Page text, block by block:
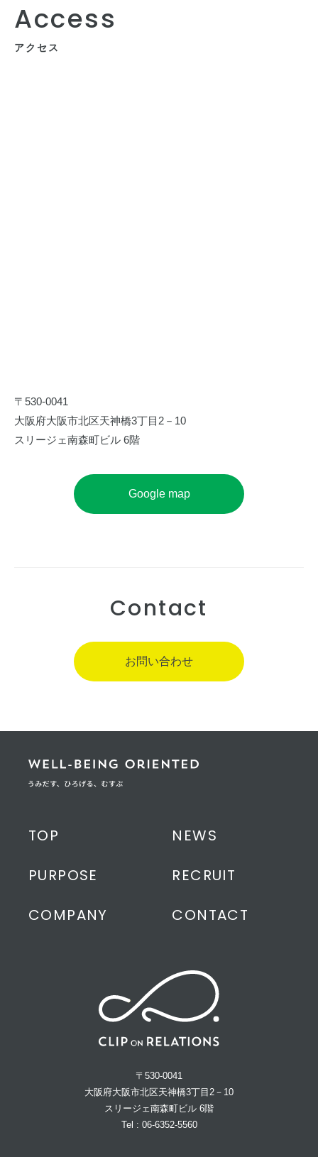
Access
アクセス
〒530-0041
大阪府大阪市北区天神橋3丁目2－10
スリージェ南森町ビル 6階
Google map
Contact
お問い合わせ
TOP
NEWS
PURPOSE
RECRUIT
COMPANY
CONTACT
〒530-0041
大阪府大阪市北区天神橋3丁目2－10
スリージェ南森町ビル 6階
Tel : 06-6352-5560